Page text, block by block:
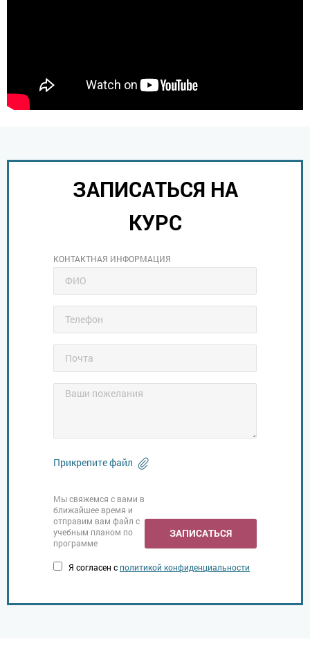
ЗАПИСАТЬСЯ НА
КУРС
Я согласен сполитикой конфиденциальности
КОНТАКТНАЯ ИНФОРМАЦИЯ
Прикрепите файл
Мы свяжемся с вами в
ближайшее время и
отправим вам файл с
учебным планом по
программе
ЗАПИСАТЬСЯ